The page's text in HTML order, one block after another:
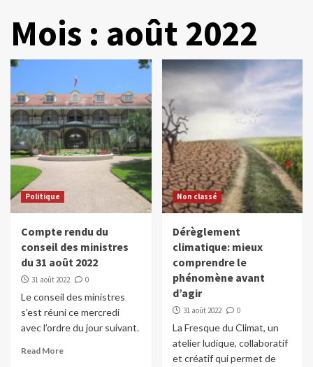
Mois : août 2022
Politique
Compte rendu du
conseil des ministres
du 31 août 2022
31 août 2022 0
Le conseil des ministres
s’est réuni ce mercredi
avec l’ordre du jour suivant.
Read More
Non classé
Dérèglement
climatique: mieux
comprendre le
phénomène avant
d’agir
31 août 2022 0
La Fresque du Climat, un
atelier ludique, collaboratif
et créatif qui permet de